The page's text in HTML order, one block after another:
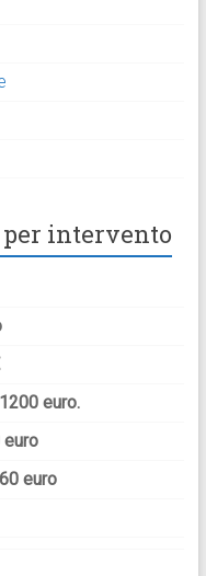
per intervento
euro.
euro
euro